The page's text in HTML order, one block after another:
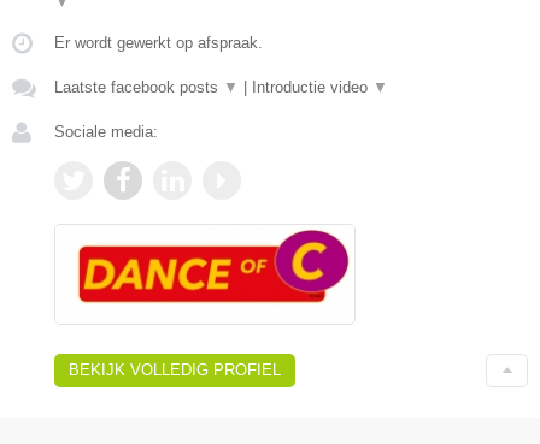
Er wordt gewerkt op afspraak.
Laatste facebook posts ▼ | Introductie video ▼
Sociale media:
BEKIJK VOLLEDIG PROFIEL